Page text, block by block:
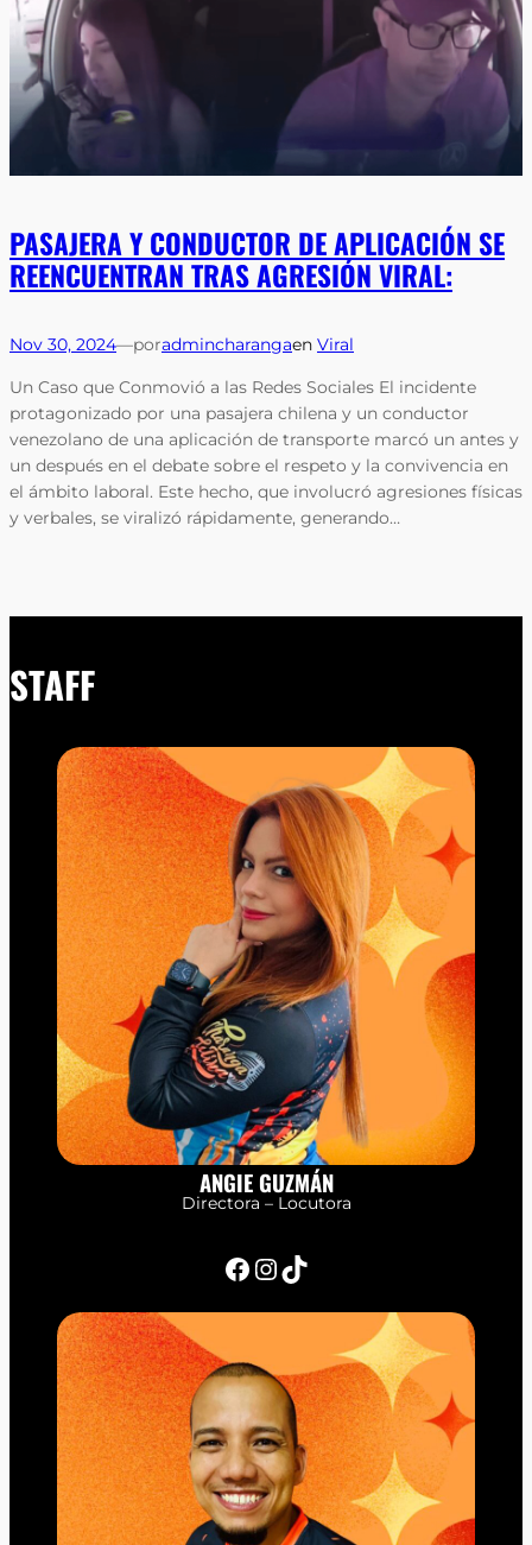
PASAJERA Y CONDUCTOR DE APLICACIÓN SE
REENCUENTRAN TRAS AGRESIÓN VIRAL:
Nov 30, 2024—poradmincharangaen Viral
Un Caso que Conmovió a las Redes Sociales El incidente
protagonizado por una pasajera chilena y un conductor
venezolano de una aplicación de transporte marcó un antes y
un después en el debate sobre el respeto y la convivencia en
el ámbito laboral. Este hecho, que involucró agresiones físicas
y verbales, se viralizó rápidamente, generando…
STAFF
ANGIE GUZMÁN
Directora – Locutora
Facebook InstagramTikTok